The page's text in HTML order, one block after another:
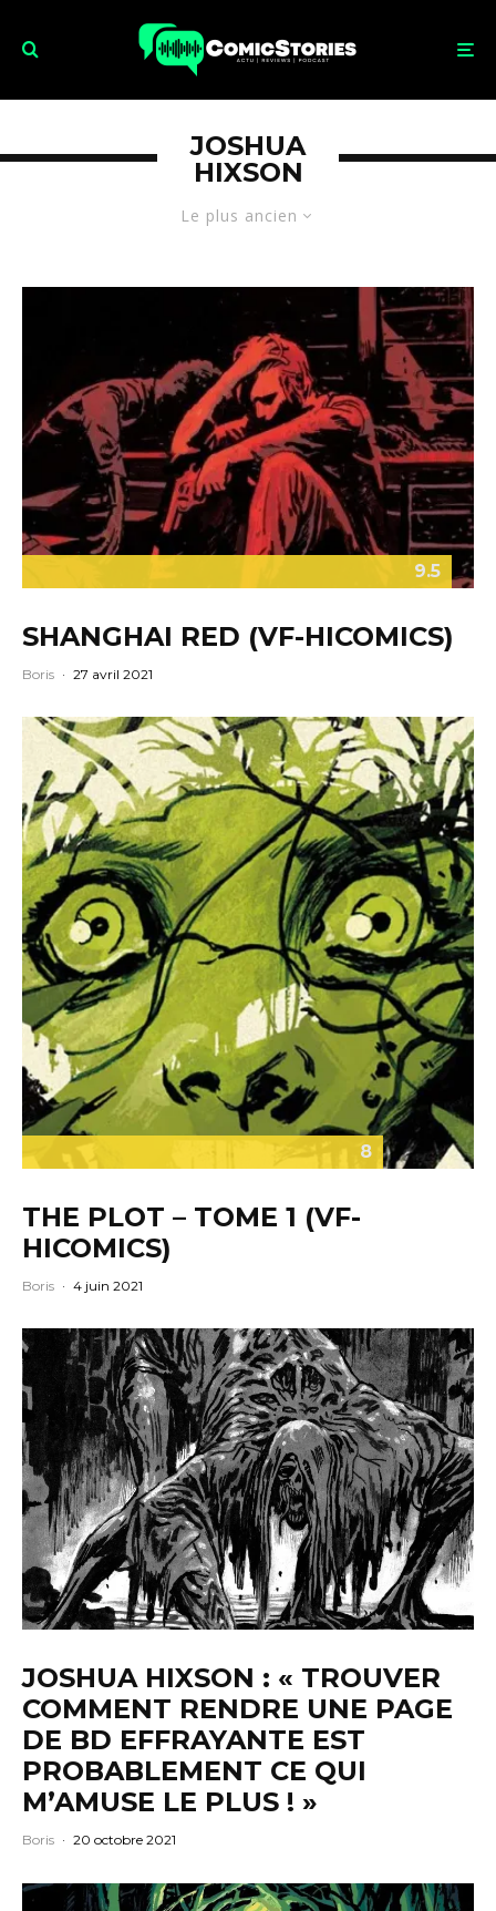
Le plus ancien
JOSHUA
HIXSON
9.5
SHANGHAI RED (VF-HICOMICS)
Boris · 27 avril 2021
8
THE PLOT – TOME 1 (VF-
HICOMICS)
Boris · 4 juin 2021
JOSHUA HIXSON : « TROUVER
COMMENT RENDRE UNE PAGE
DE BD EFFRAYANTE EST
PROBABLEMENT CE QUI
M’AMUSE LE PLUS ! »
Boris · 20 octobre 2021